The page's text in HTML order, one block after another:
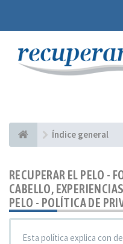
Índice general
RECUPERAR EL PELO -
CABELLO,
PELO - POLÍTICA DE
Esta política explica con